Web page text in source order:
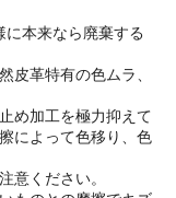
本来なら廃棄する
皮革特有の色ムラ、
め加工を極力抑えて
によって色移り、色
意ください。